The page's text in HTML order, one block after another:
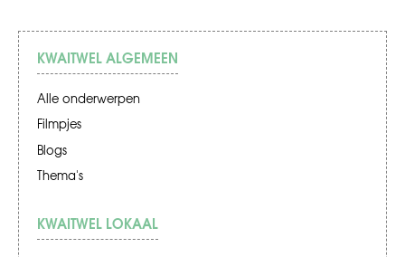
KWAITWEL ALGEMEEN
Alle onderwerpen
Filmpjes
Blogs
Thema's
KWAITWEL LOKAAL